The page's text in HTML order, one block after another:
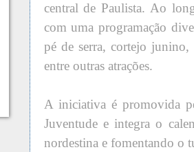
central de Paulista. Ao
com uma programação
pé de serra, cortejo
entre outras atrações.
A iniciativa é promovida
Juventude e integra o
nordestina e fomentando o